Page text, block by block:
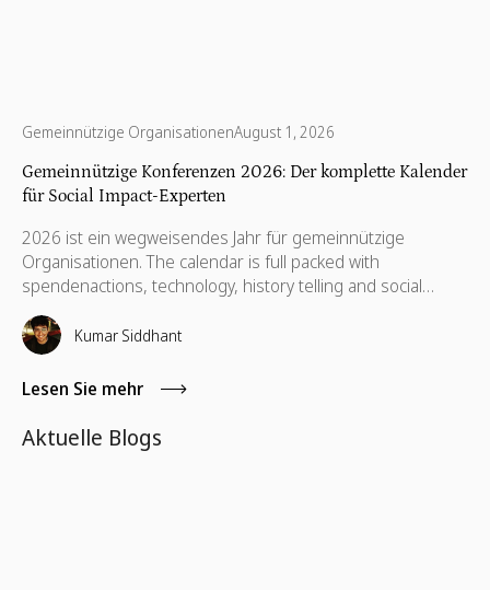
Gemeinnützige OrganisationenAugust 1, 2026
Gemeinnützige Konferenzen 2026: Der komplette Kalender
für Social Impact-Experten
2026 ist ein wegweisendes Jahr für gemeinnützige
Organisationen. The calendar is full packed with
spendenactions, technology, history telling and social
innovation. Hier finden Sie Ihren vollständigen Leitfaden zu
den Konferenzen, Ihre Zeit, Ihr Budget und die Gespräche
sind wert, die auch nach Ihrer Rückkehr wichtig sein
werden.
Kumar Siddhant
Lesen Sie mehr
Aktuelle Blogs